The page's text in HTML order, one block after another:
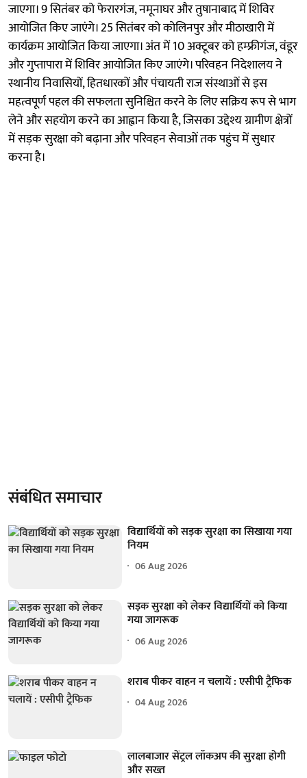
जाएगा। 9 सितंबर को फेरारगंज, नमूनाघर और तुषानाबाद में शिविर
आयोजित किए जाएंगे। 25 सितंबर को कोलिनपुर और मीठाखारी में
कार्यक्रम आयोजित किया जाएगा। अंत में 10 अक्टूबर को हम्फ्रीगंज, वंडूर
और गुप्तापारा में शिविर आयोजित किए जाएंगे। परिवहन निदेशालय ने
स्थानीय निवासियों, हितधारकों और पंचायती राज संस्थाओं से इस
महत्वपूर्ण पहल की सफलता सुनिश्चित करने के लिए सक्रिय रूप से भाग
लेने और सहयोग करने का आह्वान किया है, जिसका उद्देश्य ग्रामीण क्षेत्रों
में सड़क सुरक्षा को बढ़ाना और परिवहन सेवाओं तक पहुंच में सुधार
करना है।
संबंधित समाचार
विद्यार्थियों को सड़क सुरक्षा का सिखाया गया
नियम
06 Aug 2026
सड़क सुरक्षा को लेकर विद्यार्थियों को किया
गया जागरूक
06 Aug 2026
शराब पीकर वाहन न चलायें : एसीपी ट्रैफिक
04 Aug 2026
लालबाजार सेंट्रल लॉकअप की सुरक्षा होगी
और सख्त